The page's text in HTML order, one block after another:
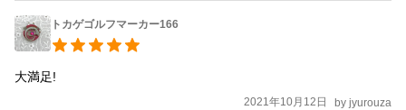
トカゲゴルフマーカー166
大満足!
2021年10月12日 by jyurouza